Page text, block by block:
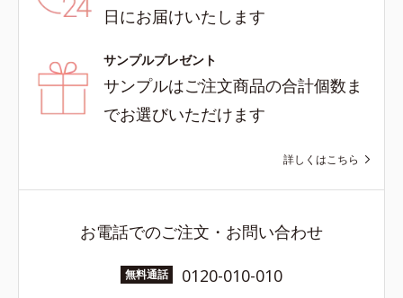
日にお届けいたします
サンプルプレゼント
サンプルはご注文商品の合計個数ま
でお選びいただけます
詳しくはこちら
お電話でのご注文・お問い合わせ
無料通話 0120-010-010